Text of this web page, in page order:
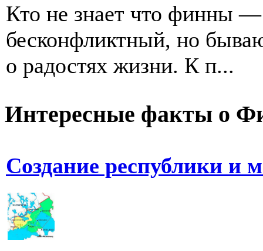
Кто не знает что финны
бесконфликтный, но
о радостях жизни. К п...
Интересные факты о
Создание республики и